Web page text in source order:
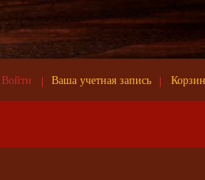
Войти Ваша учетная запись